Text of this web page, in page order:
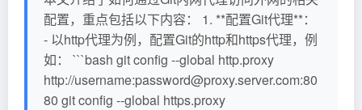
配置，重点包括以下内容： 1. **配置Git代理**：
- 以http代理为例，配置Git的http和https代理，例
如： ```bash git config --global http.proxy
http://username:password@proxy.server.com:80
80 git config --global https.proxy